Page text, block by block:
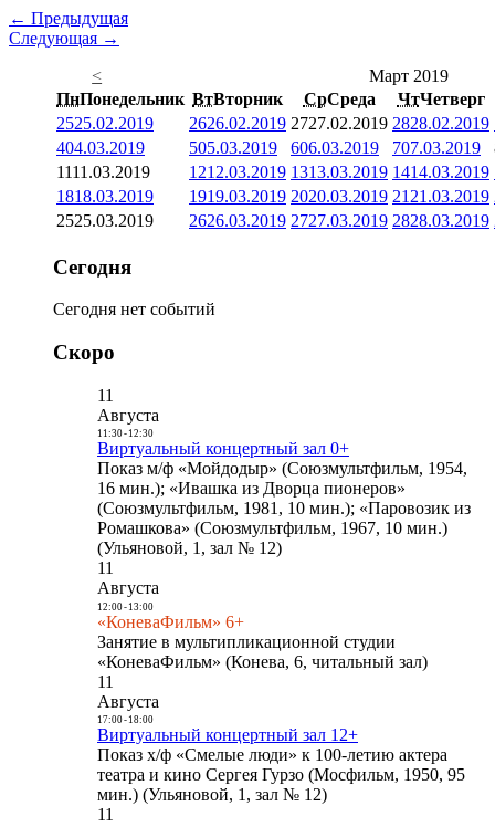
← Предыдущая
Следующая →
<
Март 2019
ПнПонедельник ВтВторник СрСреда ЧтЧетверг
2525.02.2019 2626.02.2019 2727.02.2019 2828.02.2019
404.03.2019 505.03.2019 606.03.2019 707.03.2019
1111.03.2019 1212.03.2019 1313.03.2019 1414.03.2019
1818.03.2019 1919.03.2019 2020.03.2019 21 21.03.2019
2525.03.2019 2626.03.2019 2727.03.2019 2828.03.2019
Сегодня
Сегодня нет событий
Скоро
11
Августа
11:30- 12:30
Виртуальный концертный зал 0+
Показ м/ф «Мойдодыр» (Союзмультфильм, 1954,
16 мин.); «Ивашка из Дворца пионеров»
(Союзмультфильм, 1981, 10 мин.); «Паровозик из
Ромашкова» (Союзмультфильм, 1967, 10 мин.)
(Ульяновой, 1, зал № 12)
11
Августа
12:00- 13:00
«КоневаФильм» 6+
Занятие в мультипликационной студии
«КоневаФильм» (Конева, 6, читальный зал)
11
Августа
17:00- 18:00
Виртуальный концертный зал 12+
Показ х/ф «Смелые люди» к 100-летию актера
театра и кино Сергея Гурзо (Мосфильм, 1950, 95
мин.) (Ульяновой, 1, зал № 12)
11